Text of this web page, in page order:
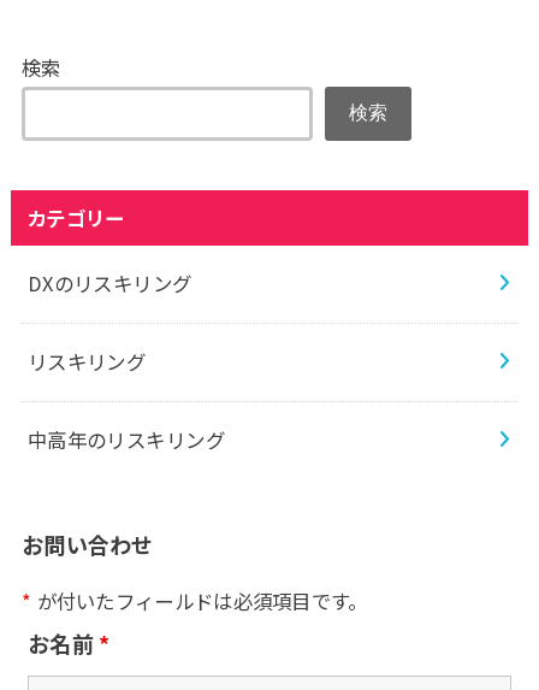
検索
検索
カテゴリー
DXのリスキリング
リスキリング
中高年のリスキリング
お問い合わせ
* が付いたフィールドは必須項目です。
お名前*